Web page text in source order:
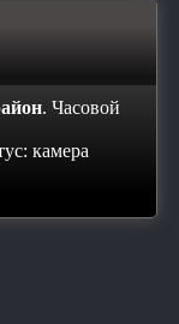
. Часовой
камера